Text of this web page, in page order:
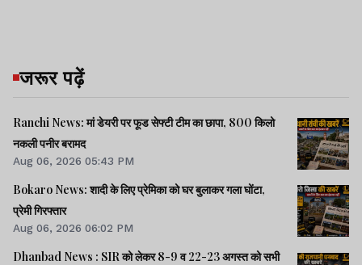
जरूर पढ़ें
Ranchi News: मां डेयरी पर फूड सेफ्टी टीम का छापा, 800 किलो
नकली पनीर बरामद
Aug 06, 2026 05:43 PM
Bokaro News: शादी के लिए प्रेमिका को घर बुलाकर गला घोंटा,
प्रेमी गिरफ्तार
Aug 06, 2026 06:02 PM
Dhanbad News : SIR को लेकर 8-9 व 22-23 अगस्त को सभी